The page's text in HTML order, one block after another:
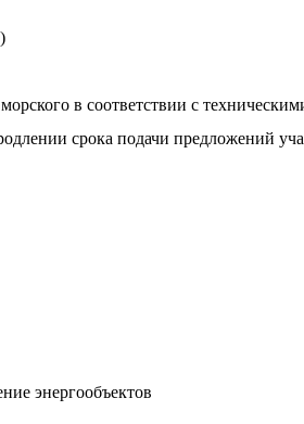
в соответствии с
срока подачи предложений
энергообъектов